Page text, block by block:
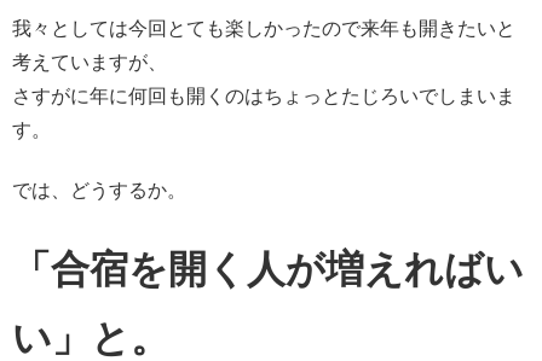
我々としては今回とても楽しかったので来年も開きたいと
考えていますが、
さすがに年に何回も開くのはちょっとたじろいでしまいま
す。
では、どうするか。
「合宿を開く人が増えればい
い」と。